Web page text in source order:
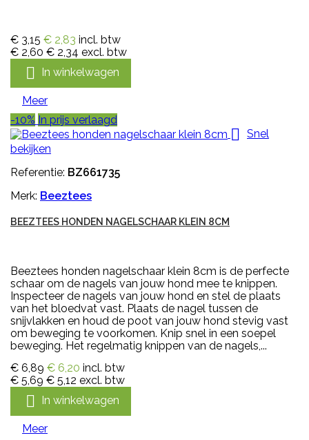
€ 3,15 € 2,83 incl. btw
€ 2,60 € 2,34 excl. btw
 In winkelwagen
Meer
-10% In prijs verlaagd
 Snel
bekijken
Referentie: BZ661735
Merk: Beeztees
BEEZTEES HONDEN NAGELSCHAAR KLEIN 8CM
Beeztees honden nagelschaar klein 8cm is de perfecte
schaar om de nagels van jouw hond mee te knippen.
Inspecteer de nagels van jouw hond en stel de plaats
van het bloedvat vast. Plaats de nagel tussen de
snijvlakken en houd de poot van jouw hond stevig vast
om beweging te voorkomen. Knip snel in een soepel
beweging. Het regelmatig knippen van de nagels,...
€ 6,89 € 6,20 incl. btw
€ 5,69 € 5,12 excl. btw
 In winkelwagen
Meer